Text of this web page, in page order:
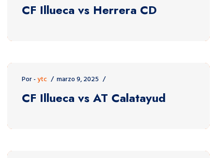
CF Illueca vs Herrera CD
Por -ytc marzo 9, 2025
CF Illueca vs AT Calatayud